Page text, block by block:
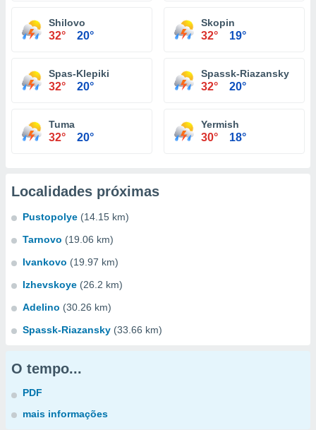
Shilovo
32° 20°
Skopin
32° 19°
Spas-Klepiki
32° 20°
Spassk-Riazansky
32° 20°
Tuma
32° 20°
Yermish
30° 18°
Localidades próximas
Pustopolye (14.15 km)
Tarnovo (19.06 km)
Ivankovo (19.97 km)
Izhevskoye (26.2 km)
Adelino (30.26 km)
Spassk-Riazansky (33.66 km)
O tempo...
PDF
mais informações